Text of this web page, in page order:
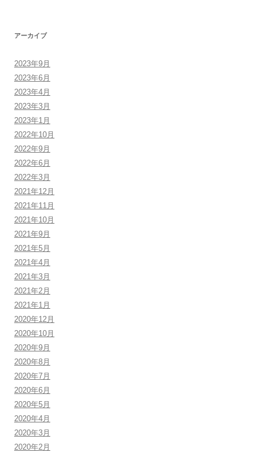
アーカイブ
2023年9月
2023年6月
2023年4月
2023年3月
2023年1月
2022年10月
2022年9月
2022年6月
2022年3月
2021年12月
2021年11月
2021年10月
2021年9月
2021年5月
2021年4月
2021年3月
2021年2月
2021年1月
2020年12月
2020年10月
2020年9月
2020年8月
2020年7月
2020年6月
2020年5月
2020年4月
2020年3月
2020年2月